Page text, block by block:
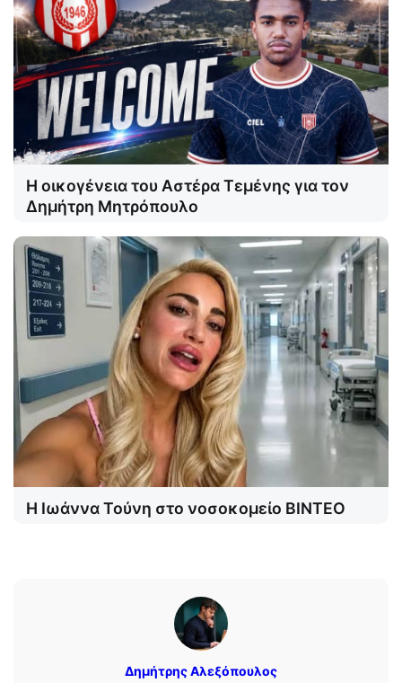
Η οικογένεια του Αστέρα Τεμένης για τον
Δημήτρη Μητρόπουλο
Η Ιωάννα Τούνη στο νοσοκομείο ΒΙΝΤΕΟ
Δημήτρης Αλεξόπουλος